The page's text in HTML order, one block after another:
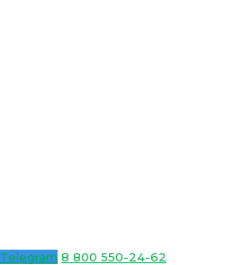
Telegram 8 800 550-24-62